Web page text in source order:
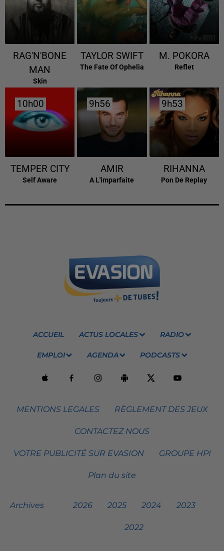
RAG'N'BONE
MAN
Skin
TAYLOR SWIFT
The Fate Of Ophelia
M. POKORA
Reflet
10h00
10h00
TEMPER CITY
Self Aware
9h56
9h56
AMIR
A L'imparfaite
9h53
9h53
RIHANNA
Pon De Replay
ACCUEIL ACTUS LOCALES RADIO
EMPLOI AGENDA PODCASTS
MENTIONS LEGALES RÈGLEMENT DES JEUX
CONTACTEZ NOUS
VOTRE PUBLICITÉ SUR EVASION GROUPE HPI
Plan du site
Archives 2026 2025 2024 2023
2022